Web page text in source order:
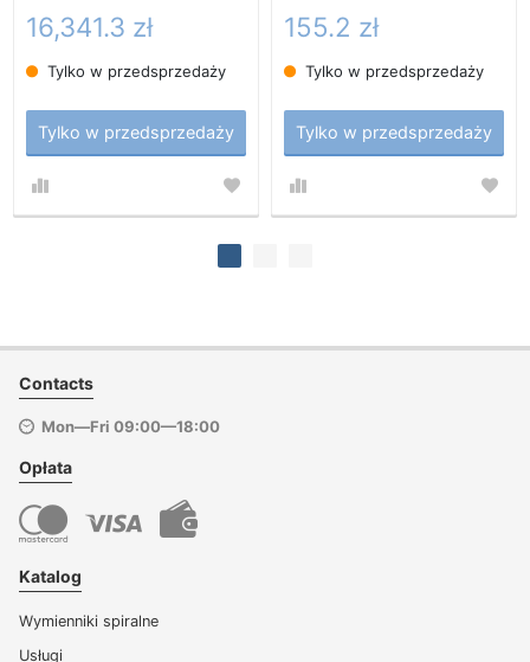
16,341.3 zł
Tylko w przedsprzedaży
Tylko w przedsprzedaży
155.2 zł
Tylko w przedsprzedaży
Tylko w przedsprzedaży
Contacts
Mon—Fri 09:00—18:00
Opłata
Katalog
Wymienniki spiralne
Usługi